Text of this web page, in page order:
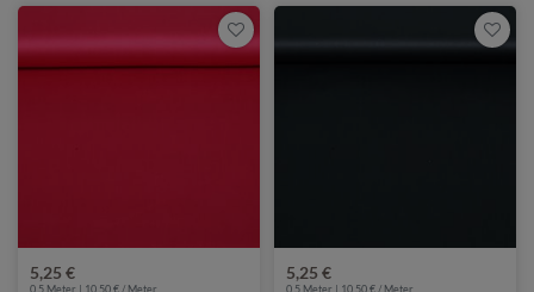
5,25 €
0,5 Meter | 10,50 € / Meter
5,25 €
0,5 Meter | 10,50 € / Meter